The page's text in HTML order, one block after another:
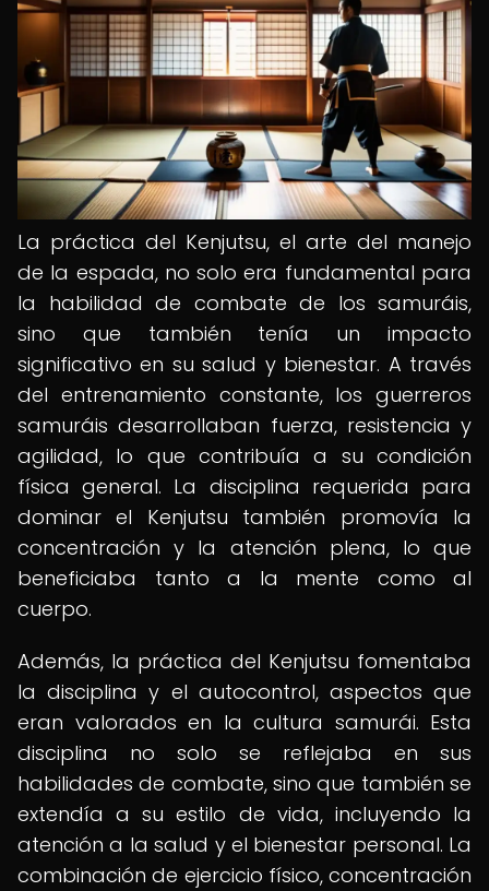
La práctica del Kenjutsu, el arte del manejo
de la espada, no solo era fundamental para
la habilidad de combate de los samuráis,
sino que también tenía un impacto
significativo en su salud y bienestar. A través
del entrenamiento constante, los guerreros
samuráis desarrollaban fuerza, resistencia y
agilidad, lo que contribuía a su condición
física general. La disciplina requerida para
dominar el Kenjutsu también promovía la
concentración y la atención plena, lo que
beneficiaba tanto a la mente como al
cuerpo.
Además, la práctica del Kenjutsu fomentaba
la disciplina y el autocontrol, aspectos que
eran valorados en la cultura samurái. Esta
disciplina no solo se reflejaba en sus
habilidades de combate, sino que también se
extendía a su estilo de vida, incluyendo la
atención a la salud y el bienestar personal. La
combinación de ejercicio físico, concentración